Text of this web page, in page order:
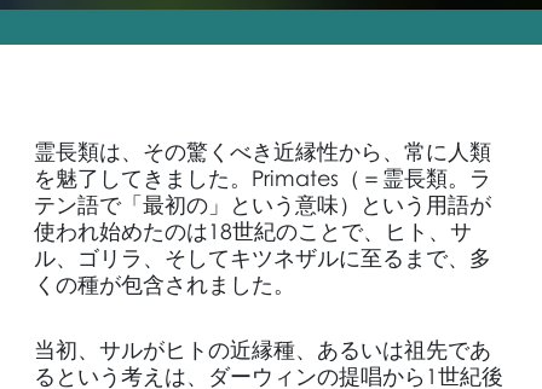
霊長類は、その驚くべき近縁性から、常に人類
を魅了してきました。Primates（＝霊長類。ラ
テン語で「最初の」という意味）という用語が
使われ始めたのは18世紀のことで、ヒト、サ
ル、ゴリラ、そしてキツネザルに至るまで、多
くの種が包含されました。
当初、サルがヒトの近縁種、あるいは祖先であ
るという考えは、ダーウィンの提唱から1世紀後